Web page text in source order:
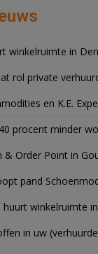
winkelruimte in
rol private
en K.E.
procent minder
& Order Point in
pand
huurt winkelruimte
in uw